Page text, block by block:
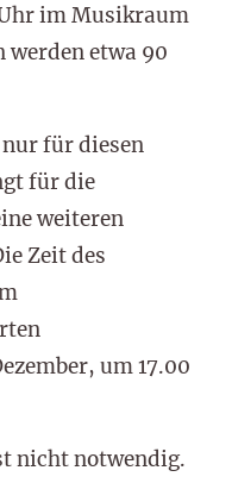
im Musikraum
werden etwa 90
für diesen
für die
weiteren
Zeit des
um 17.00
nicht notwendig.